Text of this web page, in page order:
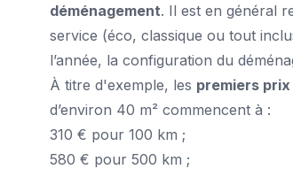
déménagement. Il est en général
service (éco, classique ou tout
l’année, la configuration du
À titre d'exemple, les premiers
d’environ 40 m² commencent à :
310 € pour 100 km ;
580 € pour 500 km ;